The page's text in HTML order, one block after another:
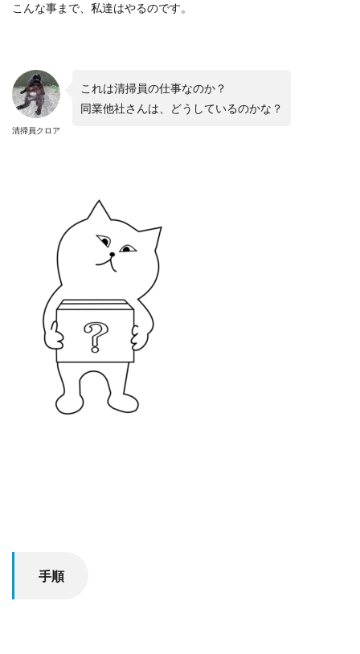
こんな事まで、私達はやるのです。
清掃員クロア
これは清掃員の仕事なのか？
同業他社さんは、どうしているのかな？
手順